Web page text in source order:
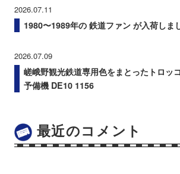
2026.07.11
1980〜1989年の 鉄道ファン が入荷しま
2026.07.09
嵯峨野観光鉄道専用色をまとったトロッ
予備機 DE10 1156
最近のコメント